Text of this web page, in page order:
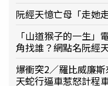
阮經天憶亡母「走
「山道猴子的一生
角找誰？網點名阮經
爆衝突2／羅比威廉
天蛇行逼車惹怒計程